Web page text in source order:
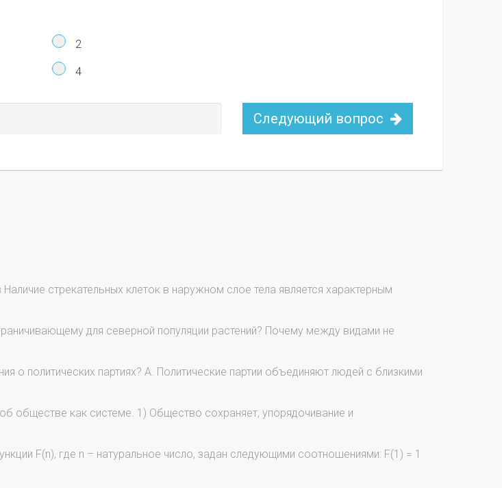
2
4
Следующий вопрос
стрекательных клеток в наружном слое тела является характерным
для северной популяции растений? Почему между видами не
о политических партиях? А. Политические партии объединяют людей с близкими
обществе как системе. 1) Общество сохраняет, упорядочивание и
F(n), где n – натуральное число, задан следующими соотношениями: F(1) = 1